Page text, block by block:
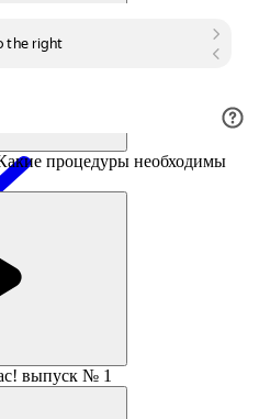
процедуры необходимы
выпуск № 1